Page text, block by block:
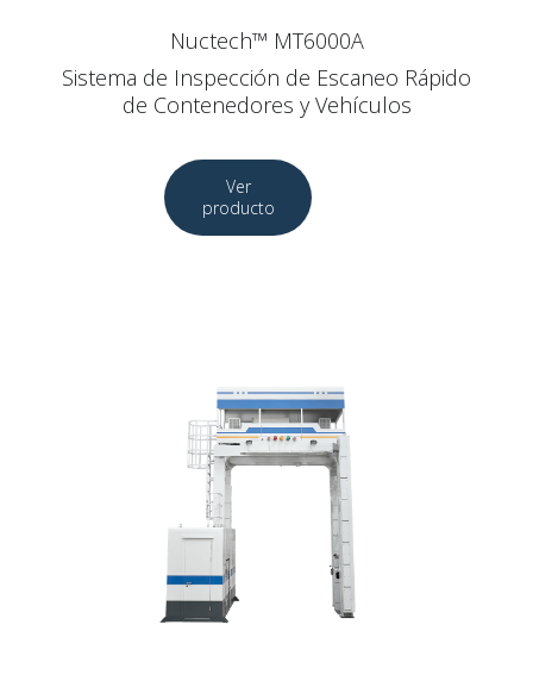
Nuctech™ MT6000A
Sistema de Inspección de Escaneo Rápido
de Contenedores y Vehículos